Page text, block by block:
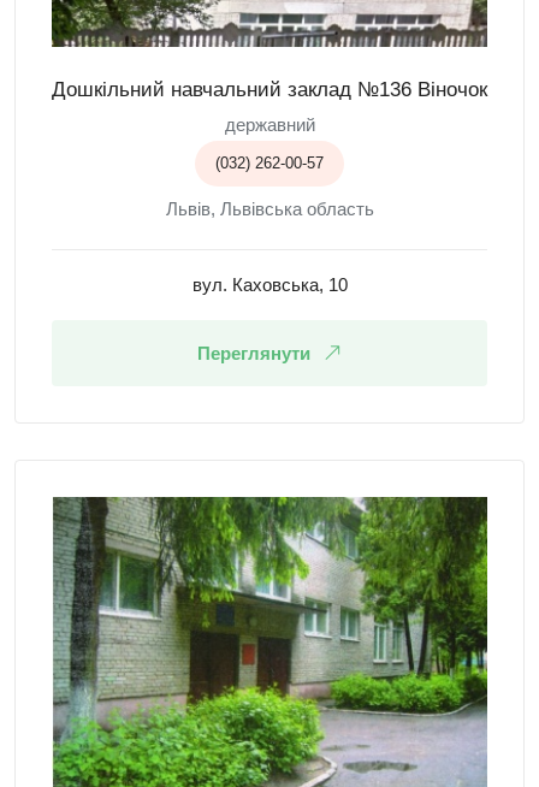
Дошкільний навчальний заклад №136 Віночок
державний
(032) 262-00-57
Львів, Львівська область
вул. Каховська, 10
Переглянути